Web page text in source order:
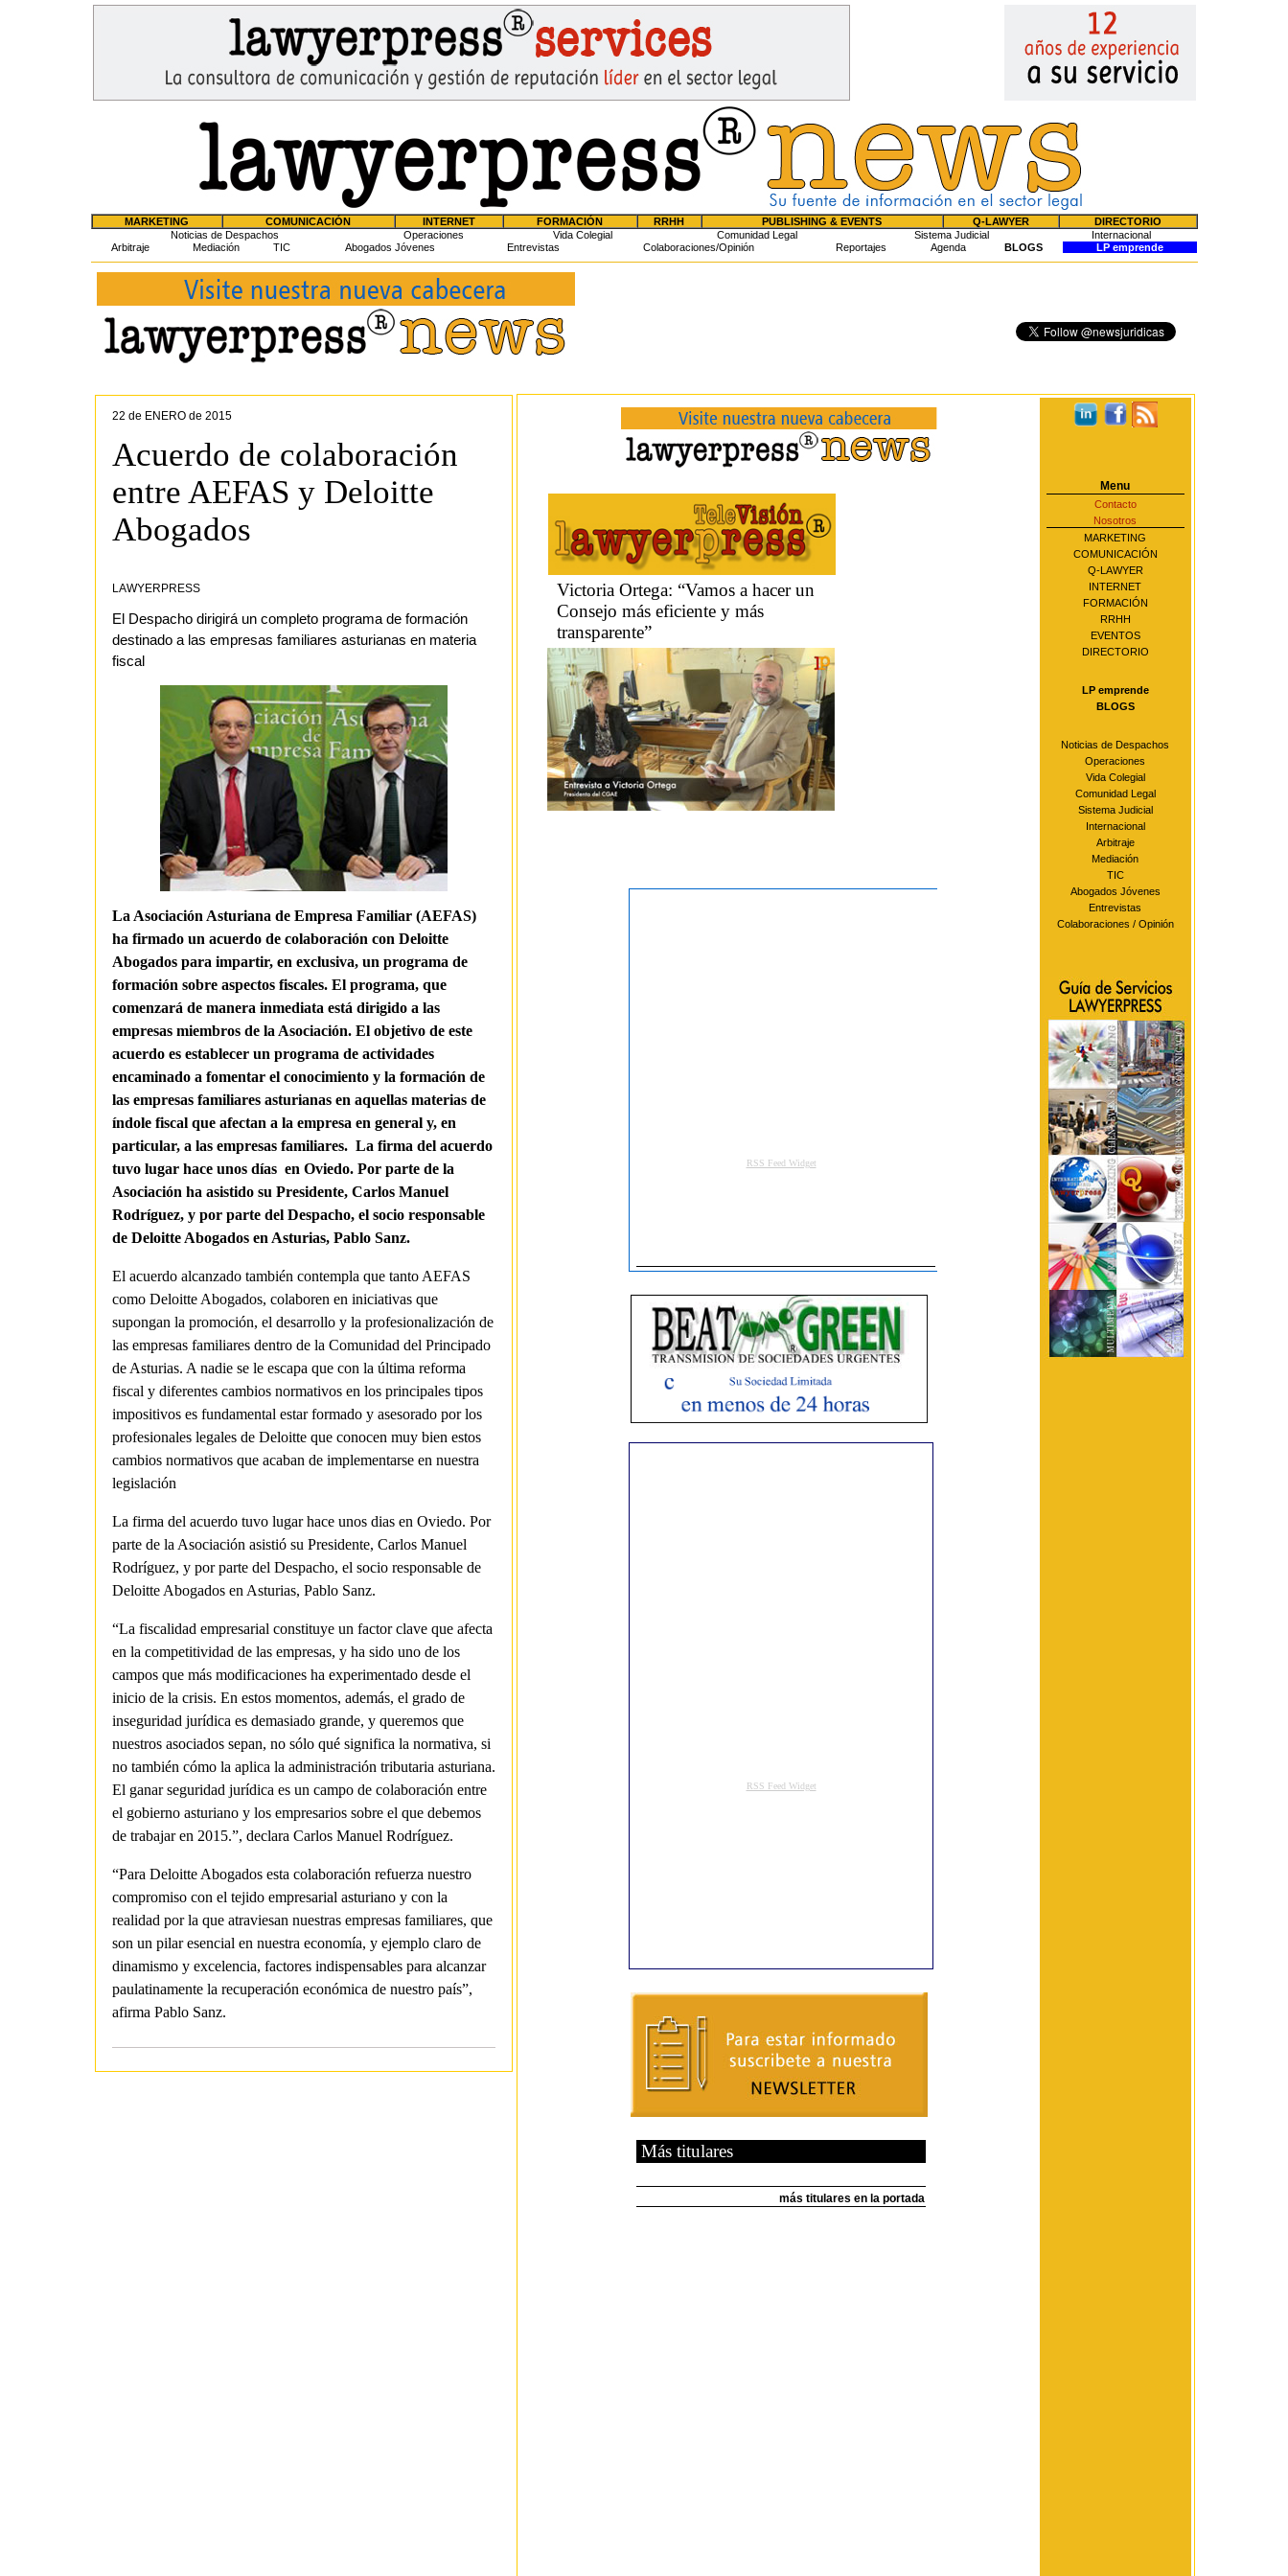
MARKETING COMUNICACIÓN INTERNET FORMACIÓN RRHH PUBLISHING & EVENTS Q-LAWYER
DIRECTORIO
Noticias de Despachos
Operaciones Vida Colegial Comunidad Legal Sistema Judicial
Internacional
Arbitraje
Mediación TIC Abogados Jóvenes Entrevistas Colaboraciones/Opinión Reportajes Agenda BLOGS LP emprende
22 de ENERO de 2015
Acuerdo de colaboración
entre AEFAS y Deloitte
Abogados
LAWYERPRESS
El Despacho dirigirá un completo programa de formación
destinado a las empresas familiares asturianas en materia
fiscal
La Asociación Asturiana de Empresa Familiar (AEFAS)
ha firmado un acuerdo de colaboración con Deloitte
Abogados para impartir, en exclusiva, un programa de
formación sobre aspectos fiscales. El programa, que
comenzará de manera inmediata está dirigido a las
empresas miembros de la Asociación. El objetivo de este
acuerdo es establecer un programa de actividades
encaminado a fomentar el conocimiento y la formación de
las empresas familiares asturianas en aquellas materias de
índole fiscal que afectan a la empresa en general y, en
particular, a las empresas familiares. La firma del acuerdo
tuvo lugar hace unos días en Oviedo. Por parte de la
Asociación ha asistido su Presidente, Carlos Manuel
Rodríguez, y por parte del Despacho, el socio responsable
de Deloitte Abogados en Asturias, Pablo Sanz.
El acuerdo alcanzado también contempla que tanto AEFAS
como Deloitte Abogados, colaboren en iniciativas que
supongan la promoción, el desarrollo y la profesionalización de
las empresas familiares dentro de la Comunidad del Principado
de Asturias. A nadie se le escapa que con la última reforma
fiscal y diferentes cambios normativos en los principales tipos
impositivos es fundamental estar formado y asesorado por los
profesionales legales de Deloitte que conocen muy bien estos
cambios normativos que acaban de implementarse en nuestra
legislación
La firma del acuerdo tuvo lugar hace unos dias en Oviedo. Por
parte de la Asociación asistió su Presidente, Carlos Manuel
Rodríguez, y por parte del Despacho, el socio responsable de
Deloitte Abogados en Asturias, Pablo Sanz.
“La fiscalidad empresarial constituye un factor clave que afecta
en la competitividad de las empresas, y ha sido uno de los
campos que más modificaciones ha experimentado desde el
inicio de la crisis. En estos momentos, además, el grado de
inseguridad jurídica es demasiado grande, y queremos que
nuestros asociados sepan, no sólo qué significa la normativa, si
no también cómo la aplica la administración tributaria asturiana.
El ganar seguridad jurídica es un campo de colaboración entre
el gobierno asturiano y los empresarios sobre el que debemos
de trabajar en 2015.”, declara Carlos Manuel Rodríguez.
“Para Deloitte Abogados esta colaboración refuerza nuestro
compromiso con el tejido empresarial asturiano y con la
realidad por la que atraviesan nuestras empresas familiares, que
son un pilar esencial en nuestra economía, y ejemplo claro de
dinamismo y excelencia, factores indispensables para alcanzar
paulatinamente la recuperación económica de nuestro país”,
afirma Pablo Sanz.
Menu
Contacto
Nosotros
MARKETING
COMUNICACIÓN
Q-LAWYER
INTERNET
FORMACIÓN
RRHH
EVENTOS
DIRECTORIO
LP emprende
BLOGS
Noticias de Despachos
Operaciones
Vida Colegial
Comunidad Legal
Sistema Judicial
Internacional
Arbitraje
Mediación
TIC
Abogados Jóvenes
Entrevistas
Colaboraciones / Opinión